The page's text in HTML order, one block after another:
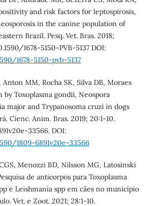
and risk factors for leptospirosis,
in the canine population of
Brazil. Pesq. Vet. Bras. 2018;
1678-5150-PVB-5137 DOI:
1678-5150-pvb-5137
Anton MM, Rocha SK, Silva DB, Moraes
Toxoplasma gondii, Neospora
major and Trypanosoma cruzi in dogs
Cienc. Anim. Bras. 2019; 20:1-10.
33566. DOI:
1809-6891v20e-33566
Menozzi BD, Nilsson MG, Latosinski
de anticorpos para Toxoplasma
e Leishmania spp em cães no município
Vet. e Zoot. 2021; 28:1-10.